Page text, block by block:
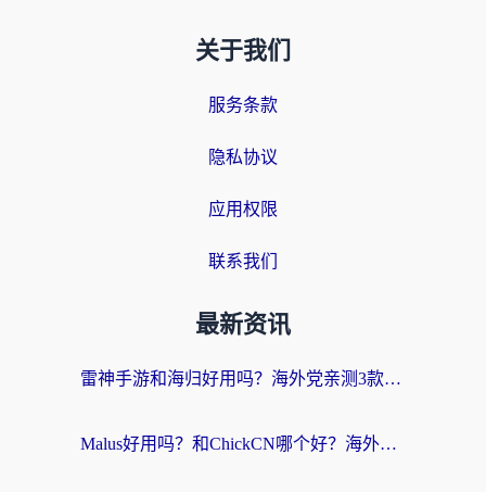
关于我们
服务条款
隐私协议
应用权限
联系我们
最新资讯
雷神手游和海归好用吗？海外党亲测3款热门回国加速器+番茄加速器深度体验
Malus好用吗？和ChickCN哪个好？海外党亲测：选对回国加速器，追剧游戏不卡顿